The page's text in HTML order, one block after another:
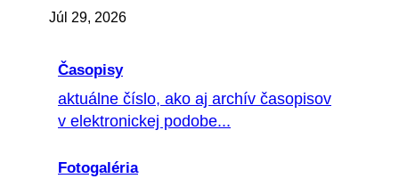
Júl 29, 2026
Časopisy
aktuálne číslo, ako aj archív časopisov
v elektronickej podobe...
Fotogaléria